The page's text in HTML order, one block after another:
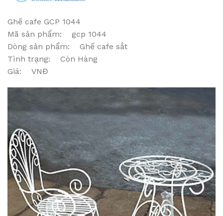
Ghế cafe GCP 1044
Mã sản phẩm: gcp 1044
Dòng sản phẩm: Ghế cafe sắt
Tình trạng: Còn Hàng
Giá: VNĐ